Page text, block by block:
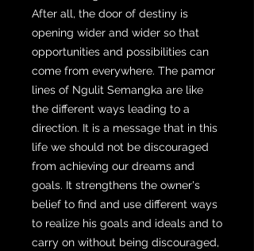
After all, the door of destiny is
opening wider and wider so that
opportunities and possibilities can
come from everywhere. The pamor
lines of Ngulit Semangka are like
the different ways leading to a
direction. It is a message that in this
life we ​​should not be discouraged
from achieving our dreams and
goals. It strengthens the owner's
belief to find and use different ways
to realize his goals and ideals and to
carry on without being discouraged,